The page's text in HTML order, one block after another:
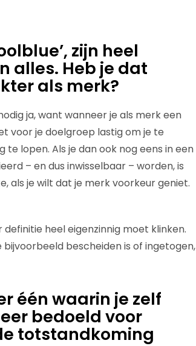
zijn heel
alles. Heb je dat
als merk?
ja, want wanneer je als merk een
voor je doelgroep lastig om je te
lopen. Als je dan ook nog eens in een
– en dus inwisselbaar – worden, is
als je wilt dat je merk voorkeur geniet.
heel eigenzinnig moet klinken.
bescheiden is of ingetogen,
één waarin je zelf
bedoeld voor
totstandkoming